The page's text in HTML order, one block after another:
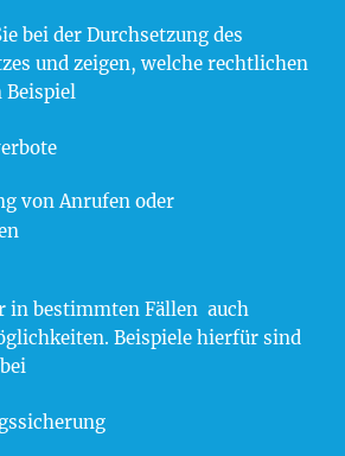
bei der Durchsetzung des
und zeigen, welche rechtlichen
Beispiel
von Anrufen oder
in bestimmten Fällen auch
Beispiele hierfür sind